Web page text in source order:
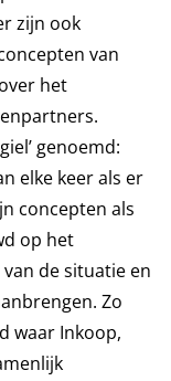
zijn ook
van
het
genoemd:
elke keer als er
concepten als
op het
de situatie en
Zo
waar Inkoop,